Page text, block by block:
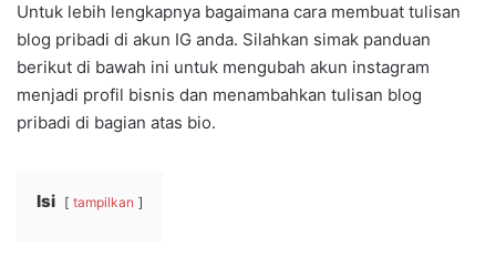
Untuk lebih lengkapnya bagaimana cara membuat tulisan
blog pribadi di akun IG anda. Silahkan simak panduan
berikut di bawah ini untuk mengubah akun instagram
menjadi profil bisnis dan menambahkan tulisan blog
pribadi di bagian atas bio.
Isi tampilkan